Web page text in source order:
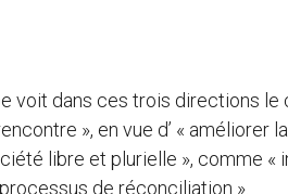
voit dans ces trois directions le
», en vue d’ « améliorer
libre et plurielle », comme «
de réconciliation ».